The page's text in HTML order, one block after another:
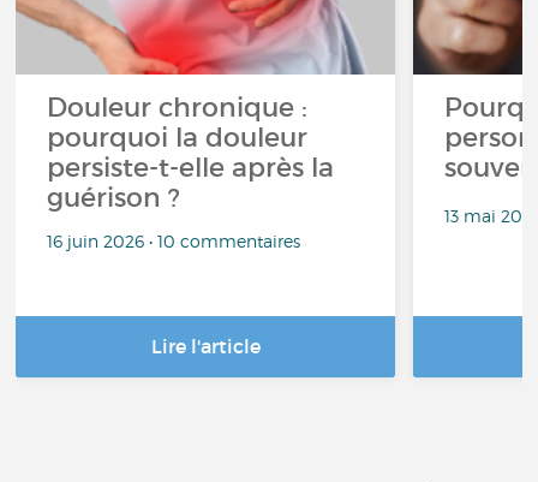
Douleur chronique :
pourquoi la douleur
persiste-t-elle après la
guérison ?
16 juin 2026 • 10 commentaires
Lire l'article
13 mai